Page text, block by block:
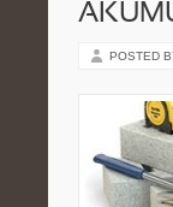
POSTED